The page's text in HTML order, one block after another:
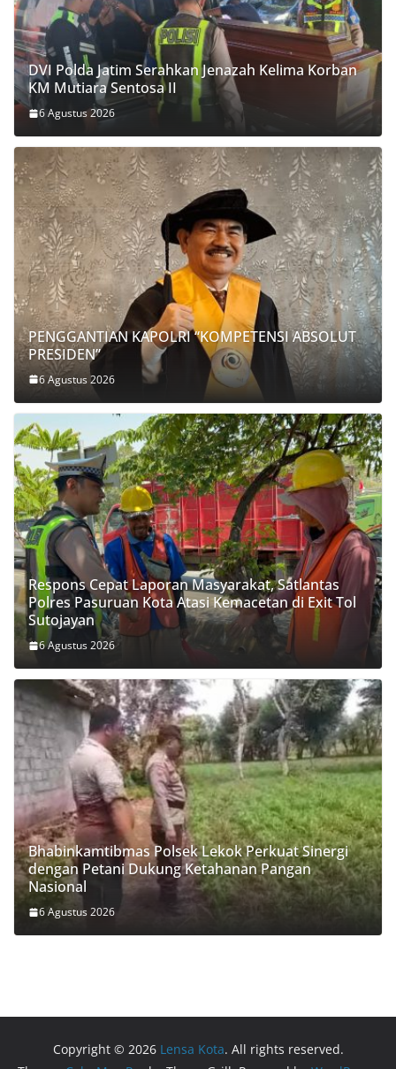
DVI Polda Jatim Serahkan Jenazah Kelima Korban
KM Mutiara Sentosa II
6 Agustus 2026
PENGGANTIAN KAPOLRI “KOMPETENSI ABSOLUT
PRESIDEN”
6 Agustus 2026
Respons Cepat Laporan Masyarakat, Satlantas
Polres Pasuruan Kota Atasi Kemacetan di Exit Tol
Sutojayan
6 Agustus 2026
Bhabinkamtibmas Polsek Lekok Perkuat Sinergi
dengan Petani Dukung Ketahanan Pangan
Nasional
6 Agustus 2026
Copyright © 2026 Lensa Kota. All rights reserved.